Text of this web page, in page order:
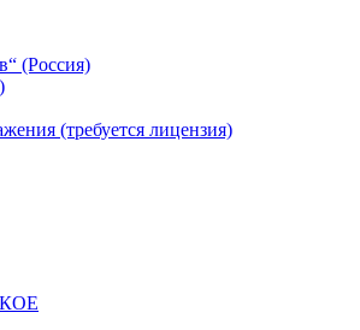
(Россия)
(требуется лицензия)